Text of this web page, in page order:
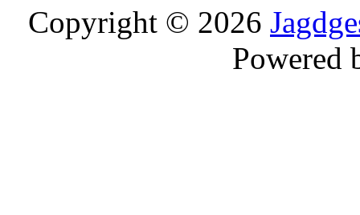
Copyright © 2026
Powered